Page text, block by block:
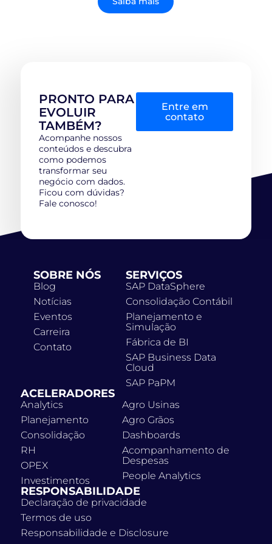
PRONTO PARA
EVOLUIR
TAMBÉM?
Acompanhe nossos
conteúdos e descubra
como podemos
transformar seu
negócio com dados.
Ficou com dúvidas?
Fale conosco!
Entre em
contato
SOBRE NÓS
Blog
Notícias
Eventos
Carreira
Contato
SERVIÇOS
SAP DataSphere
Consolidação Contábil
Planejamento e
Simulação
Fábrica de BI
SAP Business Data
Cloud
SAP PaPM
ACELERADORES
Analytics
Planejamento
Consolidação
RH
OPEX
Investimentos
Agro Usinas
Agro Grãos
Dashboards
Acompanhamento de
Despesas
People Analytics
RESPONSABILIDADE
Declaração de privacidade
Termos de uso
Responsabilidade e Disclosure